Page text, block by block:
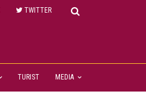
TWITTER
TURIST MEDIA